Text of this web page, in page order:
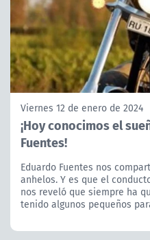
Viernes 12 de enero de 2024
¡Hoy conocimos el
Fuentes!
Eduardo Fuentes nos
anhelos. Y es que el
nos reveló que siempre ha
tenido algunos pequeños